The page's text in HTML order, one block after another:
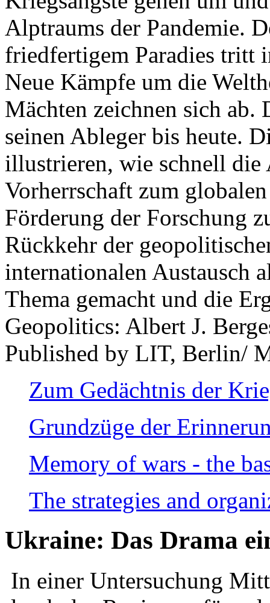
Alptraums der Pandemie.
friedfertigem Paradies tritt
Neue Kämpfe um die
Mächten zeichnen sich
seinen Ableger bis heute.
illustrieren, wie schnell die
Vorherrschaft zum
Förderung der Forschung
Rückkehr der
internationalen Austausch
Thema gemacht und die
Geopolitics: Albert J.
Published by LIT, Berlin/
Zum Gedächtnis der
Grundzüge der
Memory of wars - the
The strategies and
Ukraine: Das Drama
In einer Untersuchung